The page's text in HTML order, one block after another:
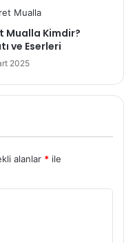
Mualla Kimdir?
ve Eserleri
2025
alanlar * ile